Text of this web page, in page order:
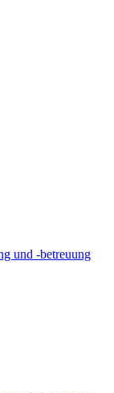
und -betreuung